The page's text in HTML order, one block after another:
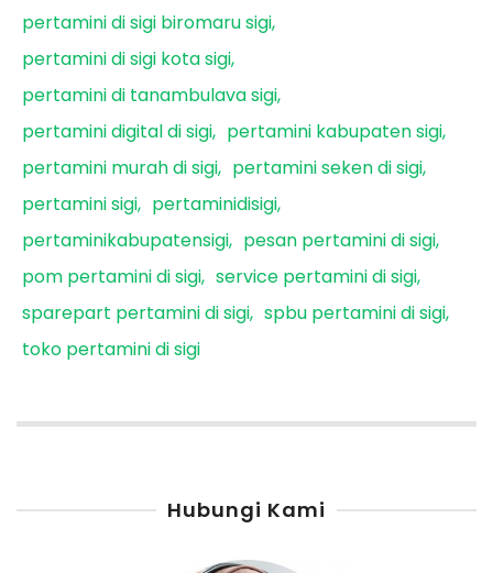
pertamini di sigi biromaru sigi
pertamini di sigi kota sigi
pertamini di tanambulava sigi
pertamini digital di sigi
pertamini kabupaten sigi
pertamini murah di sigi
pertamini seken di sigi
pertamini sigi
pertaminidisigi
pertaminikabupatensigi
pesan pertamini di sigi
pom pertamini di sigi service pertamini di sigi
sparepart pertamini di sigi spbu pertamini di sigi
toko pertamini di sigi
Hubungi Kami